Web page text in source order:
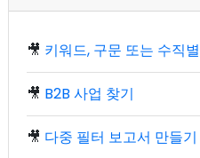
🎥 키워드, 구문 또는 수직
🎥 B2B 사업 찾기
🎥 다중 필터 보고서 만들기